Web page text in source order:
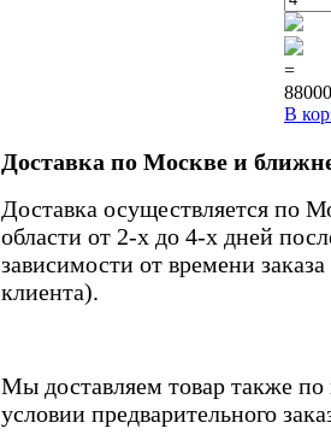
=
В
Доставка по Москве и
Доставка осуществляется по
области от 2-х до 4-х дней
зависимости от времени
клиента).
Мы доставляем товар также
условии предварительного